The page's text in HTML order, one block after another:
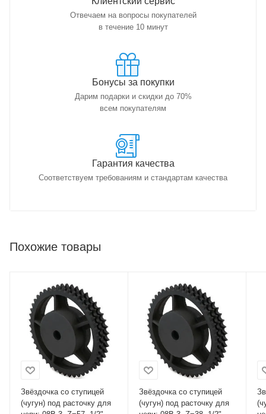
Отвечаем на вопросы покупателей
в течение 10 минут
Бонусы за покупки
Дарим подарки и скидки до 70%
всем покупателям
Гарантия качества
Соответствуем требованиям и стандартам качества
Похожие товары
Звёздочка со ступицей
(чугун) под расточку для
Звёздочка со ступицей
(чугун) под расточку для